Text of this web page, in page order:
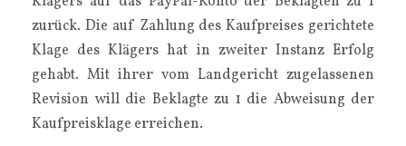
zurück. Die auf Zahlung des Kaufpreises gerichtete
Klage des Klägers hat in zweiter Instanz Erfolg
gehabt. Mit ihrer vom Landgericht zugelassenen
Revision will die Beklagte zu 1 die Abweisung der
Kaufpreisklage erreichen.